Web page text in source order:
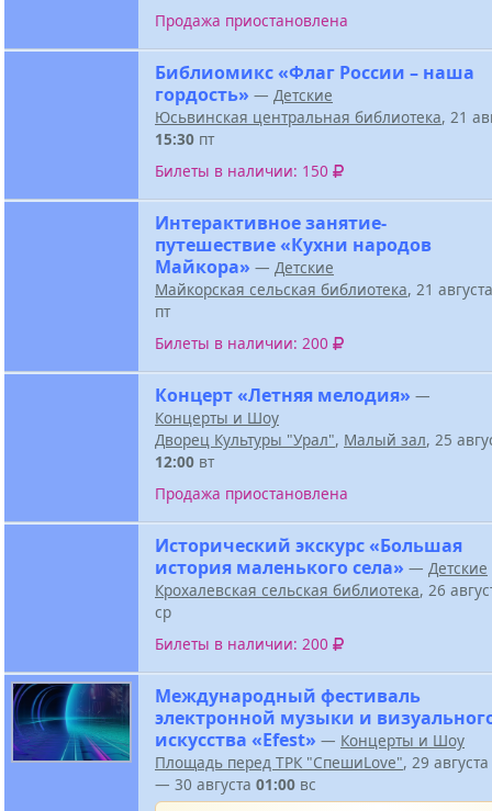
Продажа приостановлена
Библиомикс «Флаг России – наша
гордость» — Детские
Юсьвинская центральная библиотека, 21
15:30 пт
Билеты в наличии: 150
Интерактивное занятие-
путешествие «Кухни народов
Майкора» — Детские
Майкорская сельская библиотека, 21
пт
Билеты в наличии: 200
Концерт «Летняя мелодия» —
Концерты и Шоу
Дворец Культуры "Урал", Малый зал, 25
12:00 вт
Продажа приостановлена
Исторический экскурс «Большая
история маленького села» — Детские
Крохалевская сельская библиотека, 26
ср
Билеты в наличии: 200
Международный фестиваль
электронной музыки и
искусства «Efest» — Концерты и Шоу
Площадь перед ТРК "СпешиLove", 29
— 30 августа 01:00 вс